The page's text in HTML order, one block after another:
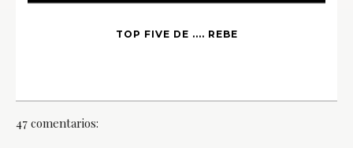
TOP FIVE DE .... REBE
47 comentarios: